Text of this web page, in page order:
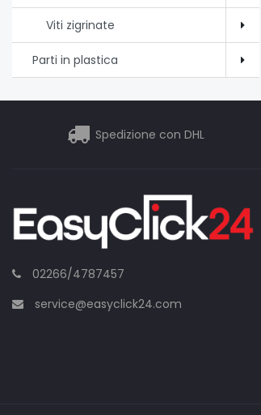
Viti zigrinate
Parti in plastica
Spedizione con DHL
02266/4787457
service@easyclick24.com